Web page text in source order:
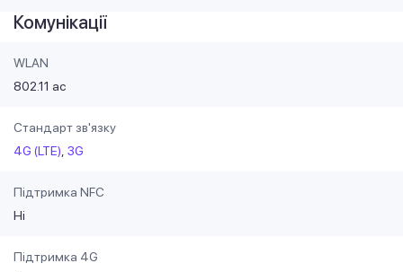
Комунікації
WLAN
802.11 ac
Стандарт зв'язку
4G (LTE) 3G
Підтримка NFC
Ні
Підтримка 4G